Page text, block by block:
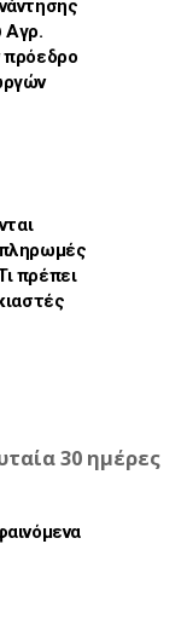
Αγρ.
πρόεδρο
πρέπει
30 ημέρες